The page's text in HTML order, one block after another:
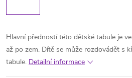
Hlavní předností této dětské tabule je
až po zem. Dítě se může rozdovádět s
tabule. Detailní informace